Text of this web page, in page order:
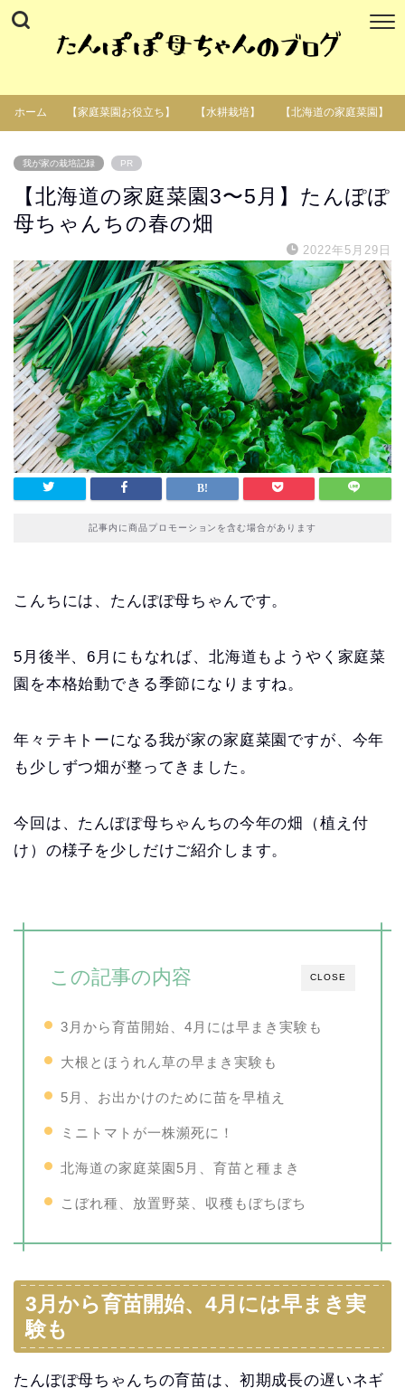
ホーム 【家庭菜園お役立ち】 【水耕栽培】 【北海道の家庭菜園】
我が家の栽培記録 PR
【北海道の家庭菜園3〜5月】たんぽぽ
母ちゃんちの春の畑
2022年5月29日
記事内に商品プロモーションを含む場合があります
こんちには、たんぽぽ母ちゃんです。
5月後半、6月にもなれば、北海道もようやく家庭菜
園を本格始動できる季節になりますね。
年々テキトーになる我が家の家庭菜園ですが、今年
も少しずつ畑が整ってきました。
今回は、たんぽぽ母ちゃんちの今年の畑（植え付
け）の様子を少しだけご紹介します。
CLOSE
この記事の内容
3月から育苗開始、4月には早まき実験も
大根とほうれん草の早まき実験も
5月、お出かけのために苗を早植え
ミニトマトが一株瀕死に！
北海道の家庭菜園5月、育苗と種まき
こぼれ種、放置野菜、収穫もぼちぼち
3月から育苗開始、4月には早まき実
験も
たんぽぽ母ちゃんちの育苗は、初期成長の遅いネギ